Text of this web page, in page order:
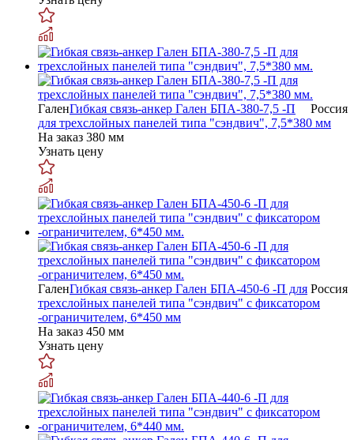
Гален Россия
Гибкая связь-анкер Гален БПА-380-7,5 -П
для трехслойных панелей типа "сэндвич", 7,5*380 мм
На заказ 380 мм
Узнать цену
Гален Россия
Гибкая связь-анкер Гален БПА-450-6 -П для
трехслойных панелей типа "сэндвич" с фиксатором
-ограничителем, 6*450 мм
На заказ 450 мм
Узнать цену